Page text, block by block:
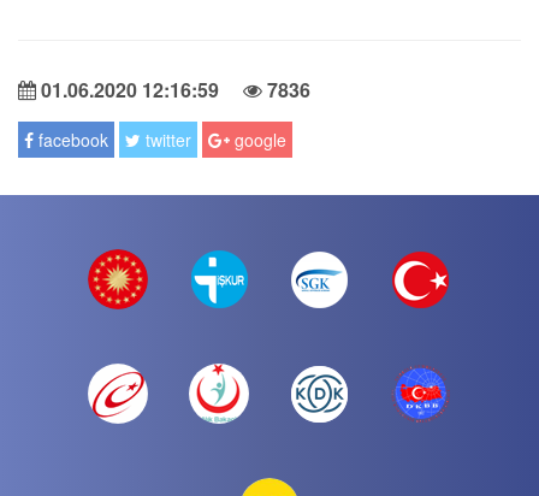
01.06.2020 12:16:59 7836
facebook twitter google